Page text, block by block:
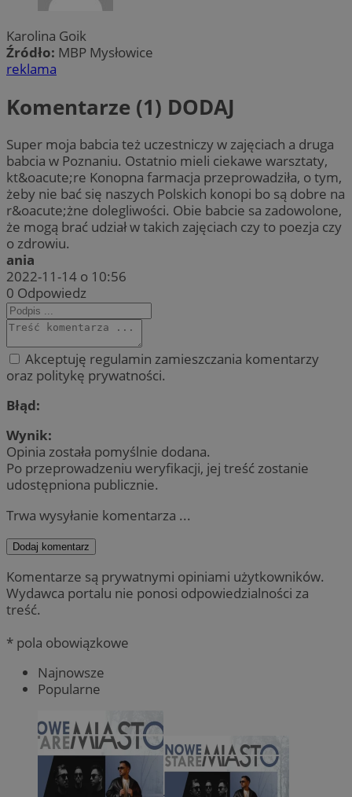
Karolina Goik
Źródło: MBP Mysłowice
reklama
Komentarze (1) DODAJ
Super moja babcia też uczestniczy w zajęciach a druga
babcia w Poznaniu. Ostatnio mieli ciekawe warsztaty,
kt&oacute;re Konopna farmacja przeprowadziła, o tym,
żeby nie bać się naszych Polskich konopi bo są dobre na
r&oacute;żne dolegliwości. Obie babcie sa zadowolone,
że mogą brać udział w takich zajęciach czy to poezja czy
o zdrowiu.
ania
2022-11-14 o 10:56
0 Odpowiedz
Akceptuję regulamin zamieszczania komentarzy
oraz politykę prywatności.
Błąd:
Wynik:
Opinia została pomyślnie dodana.
Po przeprowadzeniu weryfikacji, jej treść zostanie
udostępniona publicznie.
Trwa wysyłanie komentarza ...
Dodaj komentarz
Komentarze są prywatnymi opiniami użytkowników.
Wydawca portalu nie ponosi odpowiedzialności za
treść.
* pola obowiązkowe
Najnowsze
Popularne